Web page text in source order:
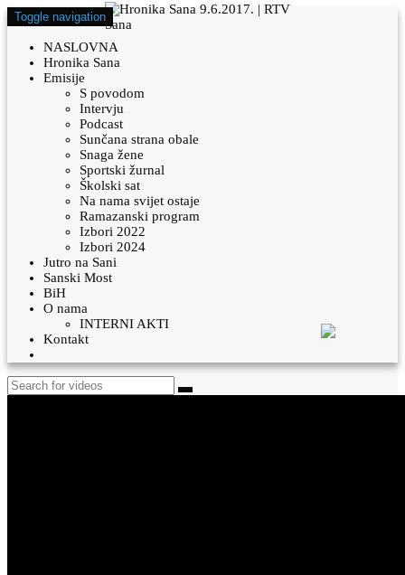
Toggle navigation
NASLOVNA
Hronika Sana
Emisije
S povodom
Intervju
Podcast
Sunčana strana obale
Snaga žene
Sportski žurnal
Školski sat
Na nama svijet ostaje
Ramazanski program
Izbori 2022
Izbori 2024
Jutro na Sani
Sanski Most
BiH
O nama
INTERNI AKTI
Kontakt